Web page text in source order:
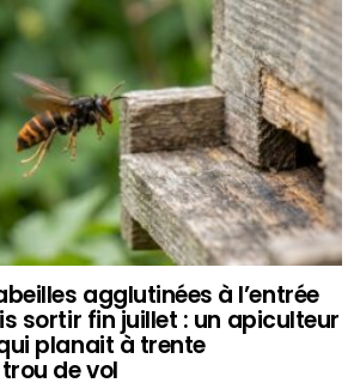
agglutinées à l’entrée
sortir fin juillet : un apiculteur
planait à trente
de vol